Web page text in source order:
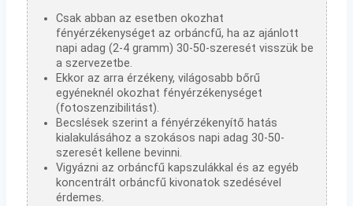
Csak abban az esetben okozhat
fényérzékenységet az orbáncfű, ha az ajánlott
napi adag (2-4 gramm) 30-50-szeresét visszük be
a szervezetbe.
Ekkor az arra érzékeny, világosabb bőrű
egyéneknél okozhat fényérzékenységet
(fotoszenzibilitást).
Becslések szerint a fényérzékenyítő hatás
kialakulásához a szokásos napi adag 30-50-
szeresét kellene bevinni.
Vigyázni az orbáncfű kapszulákkal és az egyéb
koncentrált orbáncfű kivonatok szedésével
érdemes.